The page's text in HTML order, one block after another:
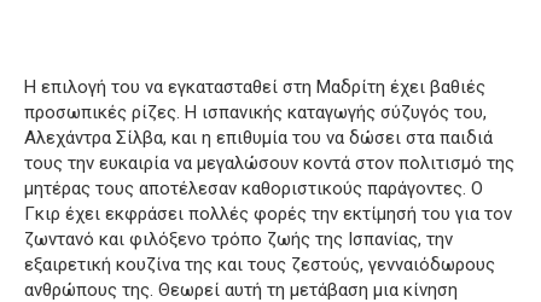
Η επιλογή του να εγκατασταθεί στη Μαδρίτη έχει βαθιές
προσωπικές ρίζες. Η ισπανικής καταγωγής σύζυγός του,
Αλεχάντρα Σίλβα, και η επιθυμία του να δώσει στα παιδιά
τους την ευκαιρία να μεγαλώσουν κοντά στον πολιτισμό της
μητέρας τους αποτέλεσαν καθοριστικούς παράγοντες. Ο
Γκιρ έχει εκφράσει πολλές φορές την εκτίμησή του για τον
ζωντανό και φιλόξενο τρόπο ζωής της Ισπανίας, την
εξαιρετική κουζίνα της και τους ζεστούς, γενναιόδωρους
ανθρώπους της. Θεωρεί αυτή τη μετάβαση μια κίνηση